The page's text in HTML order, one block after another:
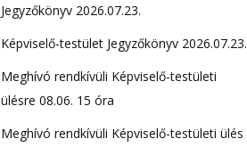
Jegyzőkönyv 2026.07.23.
Képviselő-testület Jegyzőkönyv 2026.07.23.
Meghívó rendkívüli Képviselő-testületi
ülésre 08.06. 15 óra
Meghívó rendkívüli Képviselő-testületi ülés